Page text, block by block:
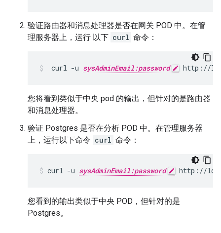
验证路由器和消息处理器是否在网关 POD 中。在管
理服务器上，运行 以下 curl 命令：
curl -u sysAdminEmail:password http://
您将看到类似于中央 pod 的输出，但针对的是路由器
和消息处理器。
验证 Postgres 是否在分析 POD 中。在管理服务器
上，运行以下命令 curl 命令：
curl -u sysAdminEmail:password http://
您看到的输出类似于中央 POD，但针对的是
Postgres。